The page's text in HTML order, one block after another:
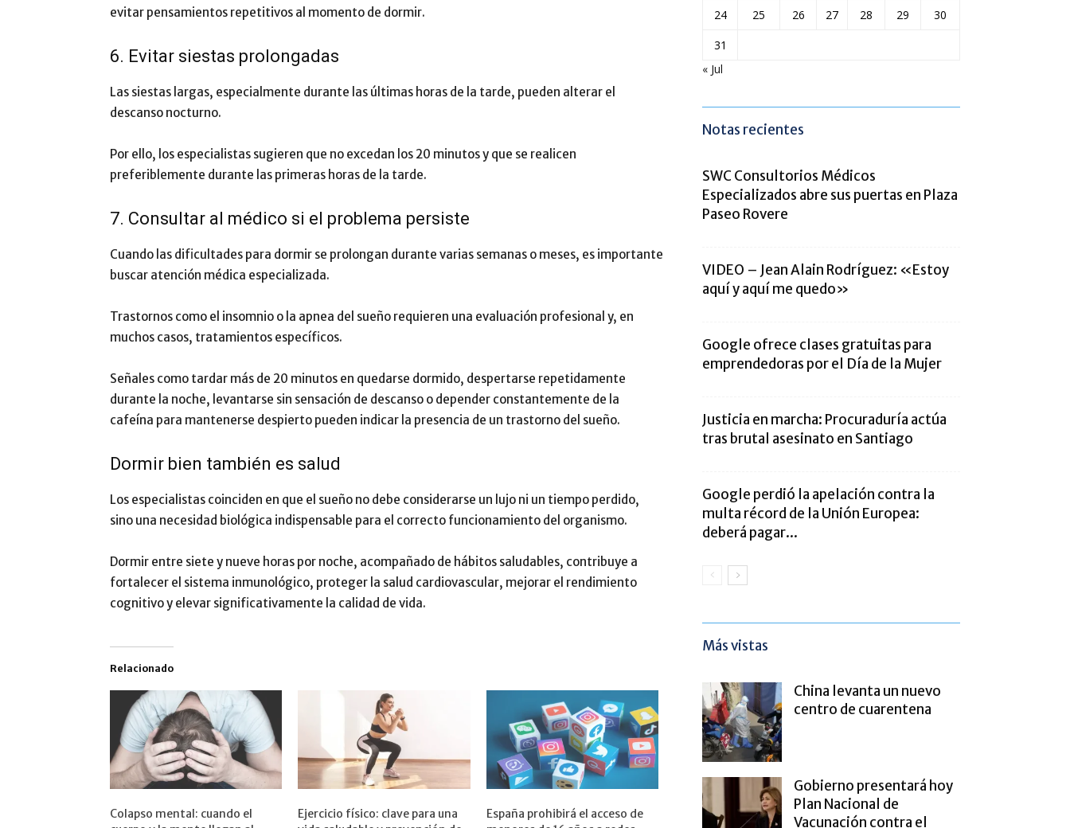
evitar pensamientos repetitivos al momento de dormir.
6. Evitar siestas prolongadas
Las siestas largas, especialmente durante las últimas horas de la tarde, pueden alterar el
descanso nocturno.
Por ello, los especialistas sugieren que no excedan los 20 minutos y que se realicen
preferiblemente durante las primeras horas de la tarde.
7. Consultar al médico si el problema persiste
Cuando las dificultades para dormir se prolongan durante varias semanas o meses, es importante
buscar atención médica especializada.
Trastornos como el insomnio o la apnea del sueño requieren una evaluación profesional y, en
muchos casos, tratamientos específicos.
Señales como tardar más de 20 minutos en quedarse dormido, despertarse repetidamente
durante la noche, levantarse sin sensación de descanso o depender constantemente de la
cafeína para mantenerse despierto pueden indicar la presencia de un trastorno del sueño.
Dormir bien también es salud
Los especialistas coinciden en que el sueño no debe considerarse un lujo ni un tiempo perdido,
sino una necesidad biológica indispensable para el correcto funcionamiento del organismo.
Dormir entre siete y nueve horas por noche, acompañado de hábitos saludables, contribuye a
fortalecer el sistema inmunológico, proteger la salud cardiovascular, mejorar el rendimiento
cognitivo y elevar significativamente la calidad de vida.
Relacionado
Colapso mental: cuando el
Ejercicio físico: clave para una
España prohibirá el acceso de
24
25 26 27 28 29
30
31
« Jul
Notas recientes
SWC Consultorios Médicos
Especializados abre sus puertas en Plaza
Paseo Rovere
VIDEO – Jean Alain Rodríguez: «Estoy
aquí y aquí me quedo»
Google ofrece clases gratuitas para
emprendedoras por el Día de la Mujer
Justicia en marcha: Procuraduría actúa
tras brutal asesinato en Santiago
Google perdió la apelación contra la
multa récord de la Unión Europea:
deberá pagar...
Más vistas
China levanta un nuevo
centro de cuarentena
Gobierno presentará hoy
Plan Nacional de
Vacunación contra el